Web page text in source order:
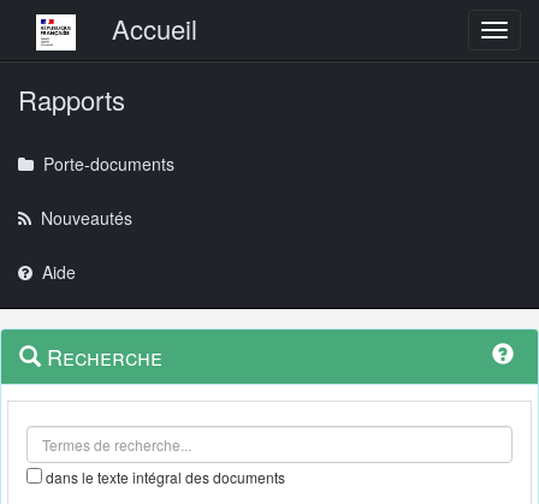
Menu principalAccueil
Rapports
Porte-documents
Nouveautés
Aide
Navigation
outils
Menu
contextuel
Recherche
dans le texte intégral des documents